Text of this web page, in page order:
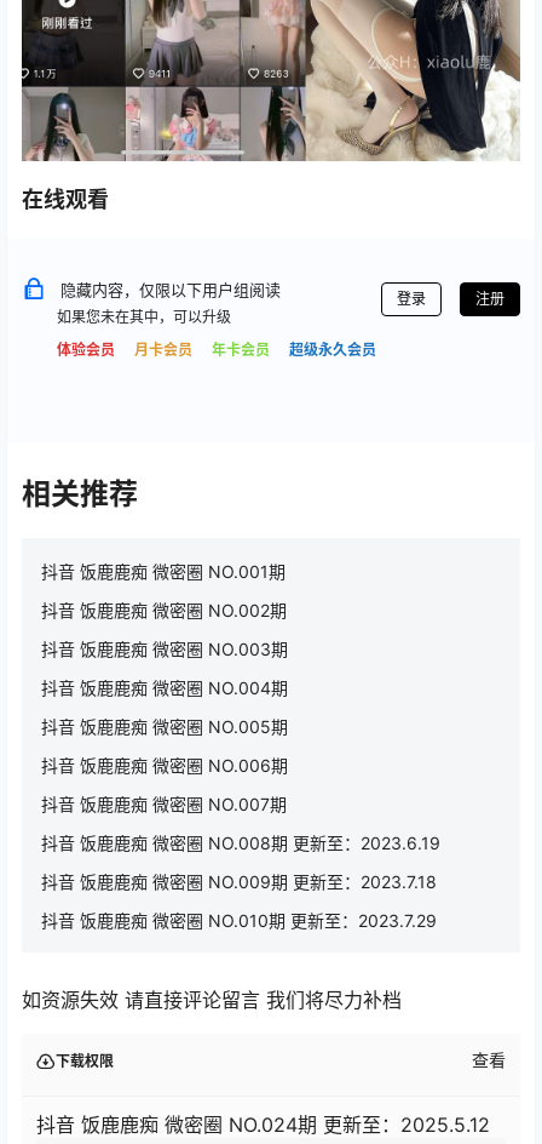
在线观看
隐藏内容，仅限以下用户组阅读
如果您未在其中，可以升级
体验会员
月卡会员 年卡会员 超级永久会员
登录 注册
相关推荐
抖音 饭鹿鹿痴 微密圈 NO.001期
抖音 饭鹿鹿痴 微密圈 NO.002期
抖音 饭鹿鹿痴 微密圈 NO.003期
抖音 饭鹿鹿痴 微密圈 NO.004期
抖音 饭鹿鹿痴 微密圈 NO.005期
抖音 饭鹿鹿痴 微密圈 NO.006期
抖音 饭鹿鹿痴 微密圈 NO.007期
抖音 饭鹿鹿痴 微密圈 NO.008期 更新至：2023.6.19
抖音 饭鹿鹿痴 微密圈 NO.009期 更新至：2023.7.18
抖音 饭鹿鹿痴 微密圈 NO.010期 更新至：2023.7.29
如资源失效 请直接评论留言 我们将尽力补档
下载权限 查看
抖音 饭鹿鹿痴 微密圈 NO.024期 更新至：2025.5.12